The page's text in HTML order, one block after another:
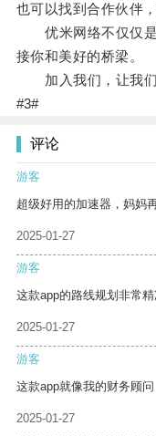
也可以找到合作伙伴
优米网络不仅仅是
接你和美好的桥梁。
加入我们，让我们
#3#
评论
游客
超级好用的加速器，妈妈
2025-01-27
游客
这款app的路线规划非常
2025-01-27
游客
这款app就像我的财务顾问
2025-01-27